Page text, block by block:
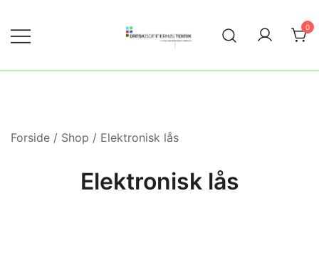
content
0
Forside / Shop / Elektronisk lås
Elektronisk lås